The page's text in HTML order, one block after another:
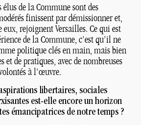
de la Commune sont des
finissent par démissionner et,
eux, rejoignent Versailles. Ce qui est
de la Commune, c’est qu’il ne
politique clés en main, mais bien
et de pratiques, avec de nombreuses
à l’œuvre.
libertaires, sociales
est-elle encore un horizon
émancipatrices de notre temps ?